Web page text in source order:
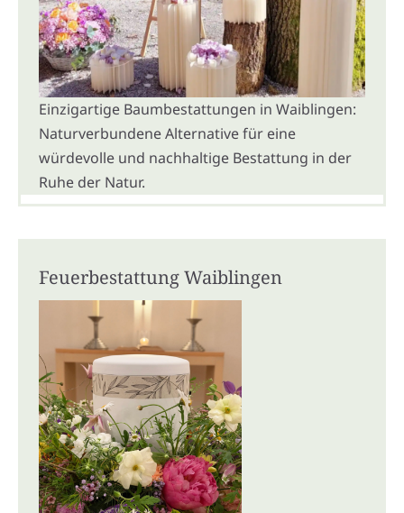
Einzigartige Baumbestattungen in Waiblingen:
Naturverbundene Alternative für eine
würdevolle und nachhaltige Bestattung in der
Ruhe der Natur.
Feuerbestattung Waiblingen